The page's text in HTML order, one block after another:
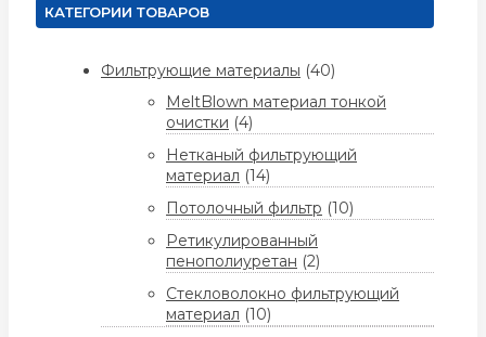
КАТЕГОРИИ ТОВАРОВ
Фильтрующие материалы (40)
MeltBlown материал тонкой
очистки (4)
Нетканый фильтрующий
материал (14)
Потолочный фильтр (10)
Ретикулированный
пенополиуретан (2)
Стекловолокно фильтрующий
материал (10)